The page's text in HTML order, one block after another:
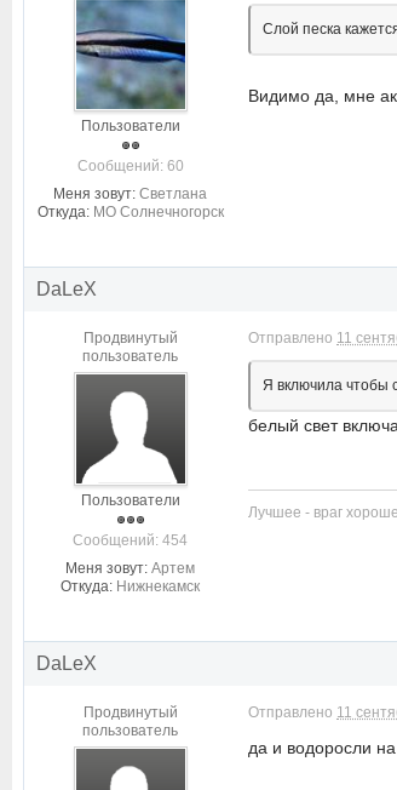
Пользователи
Cообщений: 60
Меня зовут: Светлана
Откуда: МО Солнечногорск
Слой песка
Видимо да, мне
DaLeX
Продвинутый
пользователь
Пользователи
Cообщений: 454
Меня зовут: Артем
Откуда: Нижнекамск
Отправлено 11
Я включила чтобы
белый свет
Лучшее - враг
DaLeX
Продвинутый
пользователь
Отправлено 11
да и водоросли